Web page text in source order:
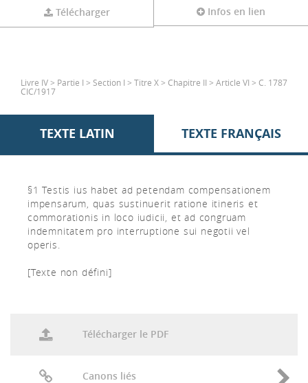
Télécharger Infos en lien
Livre IV > Partie I > Section I > Titre X > Chapitre II > Article VI > C. 1787
CIC/1917
TEXTE LATIN TEXTE FRANÇAIS
§1 Testis ius habet ad petendam compensationem
impensarum, quas sustinuerit ratione itineris et
commorationis in loco iudicii, et ad congruam
indemnitatem pro interruptione sui negotii vel
operis.
[Texte non défini]
Télécharger le PDF
Canons liés